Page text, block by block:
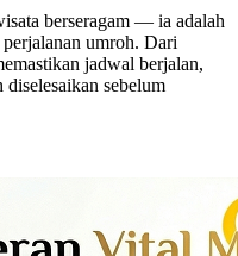
berseragam — ia adalah
umroh. Dari
jadwal berjalan,
diselesaikan sebelum